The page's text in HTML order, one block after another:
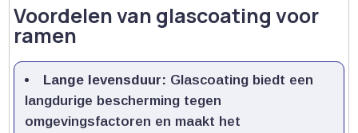
Voordelen van glascoating voor
ramen
Lange levensduur: Glascoating biedt een
langdurige bescherming tegen
omgevingsfactoren en maakt het